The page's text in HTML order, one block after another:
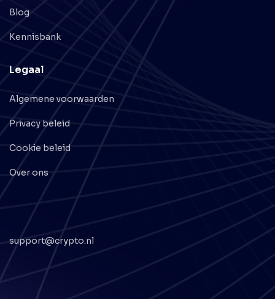
Koop Solana
Prijsvergelijking
Exchanges
Alle crypto's
Sitemap
Exchanges
Blog
Kennisbank